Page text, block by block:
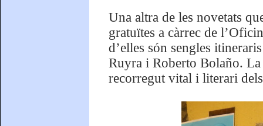
Una altra de les novetats
gratuïtes a càrrec de
d’elles són sengles
Ruyra i Roberto Bolaño. La
recorregut vital i literari